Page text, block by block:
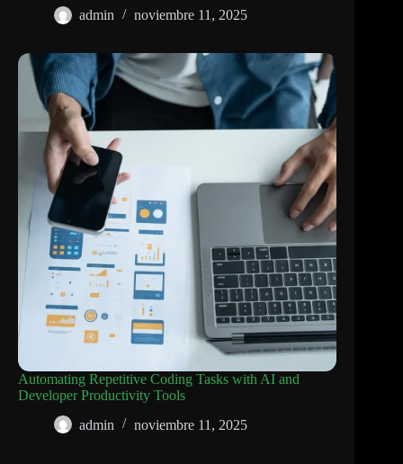
admin
noviembre 11, 2025
Automating Repetitive Coding Tasks with AI and
Developer Productivity Tools
admin
noviembre 11, 2025